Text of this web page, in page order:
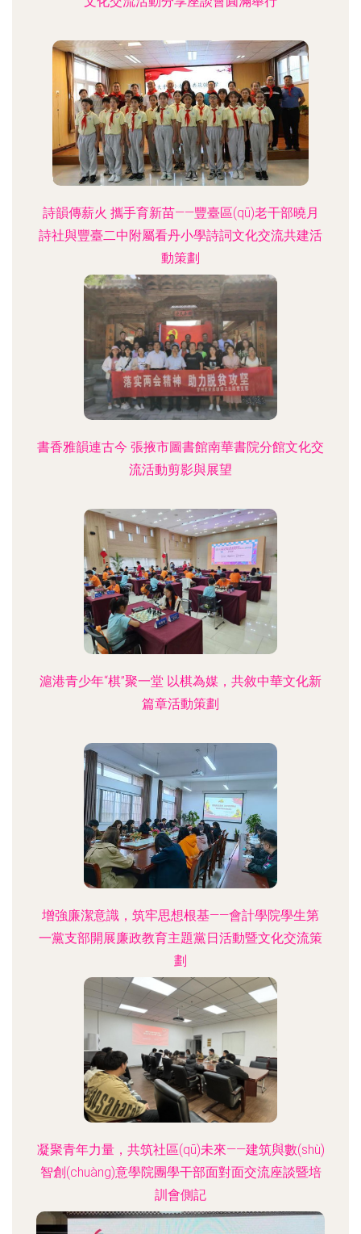
詩韻傳薪火 攜手育新苗——豐臺區(qū)老干部曉月
詩社與豐臺二中附屬看丹小學詩詞文化交流共建活
動策劃
書香雅韻連古今 張掖市圖書館南華書院分館文化交
流活動剪影與展望
滬港青少年“棋”聚一堂 以棋為媒，共敘中華文化新
篇章活動策劃
增強廉潔意識，筑牢思想根基——會計學院學生第
一黨支部開展廉政教育主題黨日活動暨文化交流策
劃
凝聚青年力量，共筑社區(qū)未來——建筑與數(shù)
智創(chuàng)意學院團學干部面對面交流座談暨培
訓會側記